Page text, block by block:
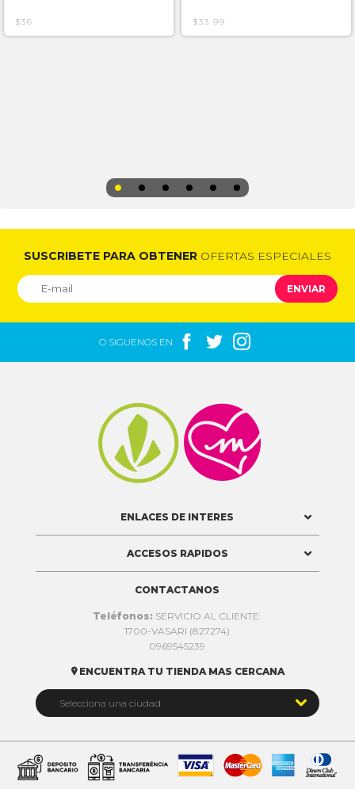
$36 $33.99
SUSCRIBETE PARA OBTENER OFERTAS ESPECIALES
ENVIAR
O SIGUENOS EN   

ENLACES DE INTERES
ACCESOS RAPIDOS
CONTACTANOS
Teléfonos: SERVICIO AL CLIENTE:
1700-VASARI (827274)
0969545239
 ENCUENTRA TU TIENDA MAS CERCANA
Selecciona una ciudad 
Cuenca